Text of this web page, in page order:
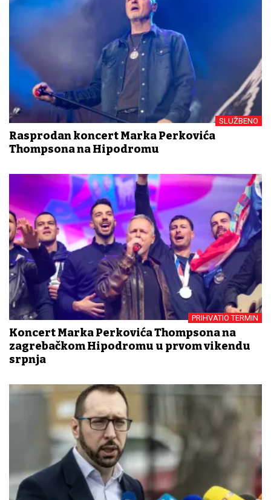
SLUŽBENO
Rasprodan koncert Marka Perkovića
Thompsona na Hipodromu
PRIHVATIO TERMIN
Koncert Marka Perkovića Thompsona na
zagrebačkom Hipodromu u prvom vikendu
srpnja